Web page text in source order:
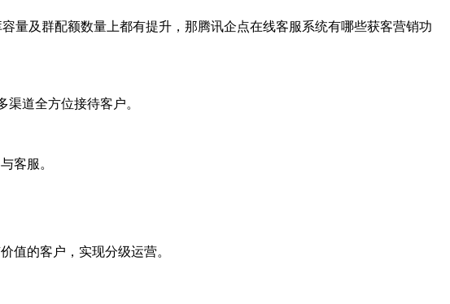
及群配额数量上都有提升，那腾讯企点在线客服系统有哪些获客营销功
道全方位接待客户。
客服。
的客户，实现分级运营。